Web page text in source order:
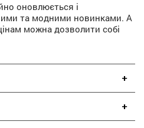
оновлюється і
та модними новинками. А
можна дозволити собі